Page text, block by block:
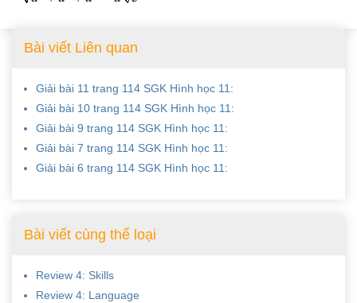
Bài viết Liên quan
Giải bài 11 trang 114 SGK Hình học 11:
Giải bài 10 trang 114 SGK Hình học 11:
Giải bài 9 trang 114 SGK Hình học 11:
Giải bài 7 trang 114 SGK Hình học 11:
Giải bài 6 trang 114 SGK Hình học 11:
Bài viết cùng thể loại
Review 4: Skills
Review 4: Language